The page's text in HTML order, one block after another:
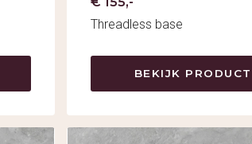
Threadless base
BEKIJK PRODUCT